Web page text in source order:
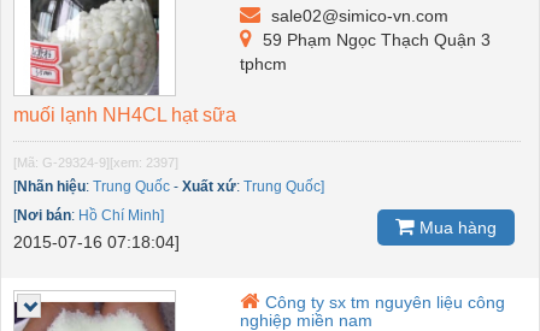
sale02@simico-vn.com
59 Phạm Ngọc Thạch Quận 3
tphcm
muối lạnh NH4CL hạt sữa
[Mã: G-29324-9][xem: 2397]
[Nhãn hiệu: Trung Quốc - Xuất xứ: Trung Quốc]
[Nơi bán: Hồ Chí Minh]
2015-07-16 07:18:04]
Mua hàng
Công ty sx tm nguyên liệu công
nghiệp miền nam